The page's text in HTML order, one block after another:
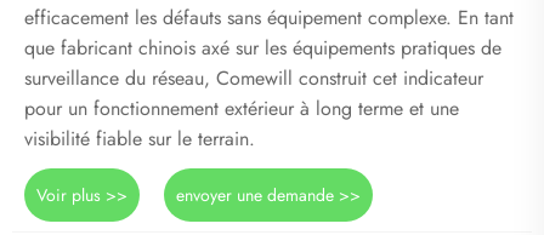
efficacement les défauts sans équipement complexe. En tant
que fabricant chinois axé sur les équipements pratiques de
surveillance du réseau, Comewill construit cet indicateur
pour un fonctionnement extérieur à long terme et une
visibilité fiable sur le terrain.
Voir plus >> envoyer une demande >>